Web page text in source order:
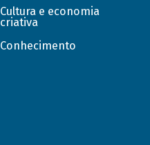
Cultura e economia
criativa
Conhecimento